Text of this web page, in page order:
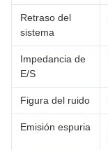
Retraso del
sistema
Impedancia de
E/S
Figura del ruido
Emisión espuria